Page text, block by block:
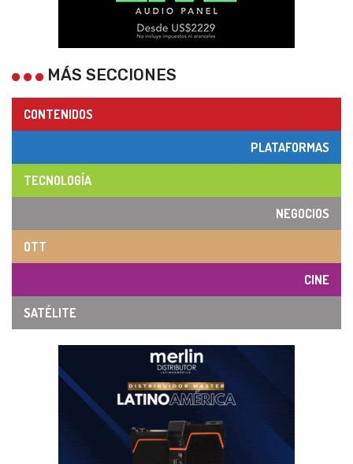
MÁS SECCIONES
CONTENIDOS
PLATAFORMAS
TECNOLOGÍA
NEGOCIOS
OTT
CINE
SATÉLITE